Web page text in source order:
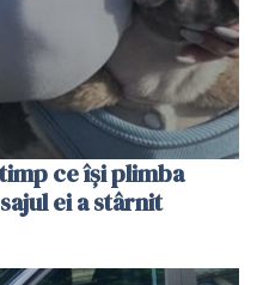
ce își plimba
ei a stârnit